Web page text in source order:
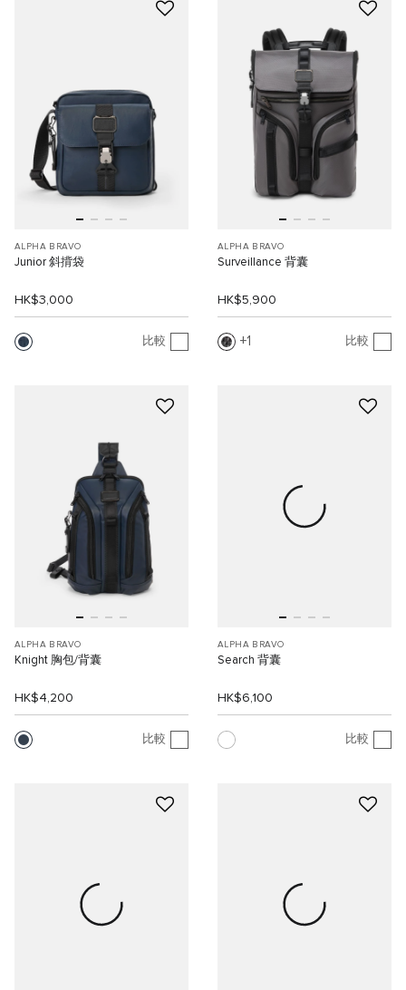
ALPHA BRAVO
Junior 斜揹袋
HK$3,000
比較
ALPHA BRAVO
Surveillance 背囊
HK$5,900
1 比較
ALPHA BRAVO
Knight 胸包/背囊
HK$4,200
比較
ALPHA BRAVO
Search 背囊
HK$6,100
比較